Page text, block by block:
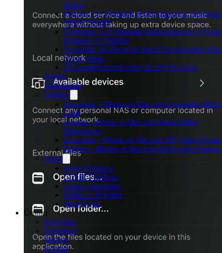
Bakışı
Flacbox 1.6: Otomatik Senkronizasyon, Ekolayzır,
OPUS Desteği
Evermusic 2.3: Otomatik Senkronizasyon,
Konumu ve Etiketler
Evermusic ile iPhone'da Bulut Depolamadan
Yayını Yapın
AVAssetResourceLoader ile iOS Ses Akışı
Destek
Hakkımızda
Ürünler
Evermusic - iPhone ve Mac için Çevrimdışı Müzik
Çalar
Evertag - iPhone ve Mac için Müzik Etiket
Düzenleyici
Evervideo - iPhone ve Mac için HD Video
Flacbox - iPhone ve Mac için Hi-Res Ses Oynatıcı
Yasal
Çerez Politikası
Gizlilik Politikası
Lisans Sözleşmesi
Şartlar ve Koşullar
Yasal Uyarı
Ürünler
Evervideo
Evermusic
Flacbox
Evertag